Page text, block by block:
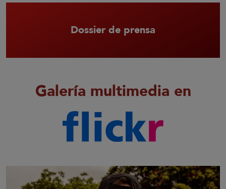
Dossier de prensa
Galería multimedia en